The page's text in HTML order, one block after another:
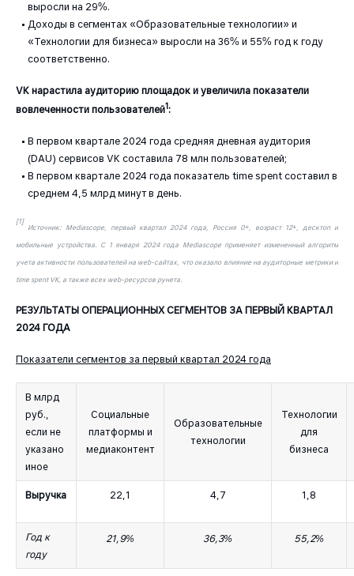
выросли на 29%.
Доходы в сегментах «Образовательные технологии» и
«Технологии для бизнеса» выросли на 36% и 55% год к году
соответственно.
VK нарастила аудиторию площадок и увеличила показатели
вовлеченности пользователей1:
В первом квартале 2024 года средняя дневная аудитория
(DAU) сервисов VK составила 78 млн пользователей;
В первом квартале 2024 года показатель time spent составил в
среднем 4,5 млрд минут в день.
[1]
Источник: Mediascope, первый квартал 2024 года, Россия 0+, возраст 12+, десктоп и
мобильные устройства. C 1 января 2024 года Mediascope применяет измененный алгоритм
учета активности пользователей на web-сайтах, что оказало влияние на аудиторные метрики и
time spent VK, а также всех web-ресурсов рунета.
РЕЗУЛЬТАТЫ ОПЕРАЦИОННЫХ СЕГМЕНТОВ ЗА ПЕРВЫЙ КВАРТАЛ
2024 ГОДА
Показатели сегментов за первый квартал 2024 года
В млрд
руб.,
если не
указано
иное
Социальные
платформы и
медиаконтент
Образовательные
технологии
Технологии
для
бизнеса
Выручка 22,1 4,7 1,8
Год к
году
21,9% 36,3% 55,2%